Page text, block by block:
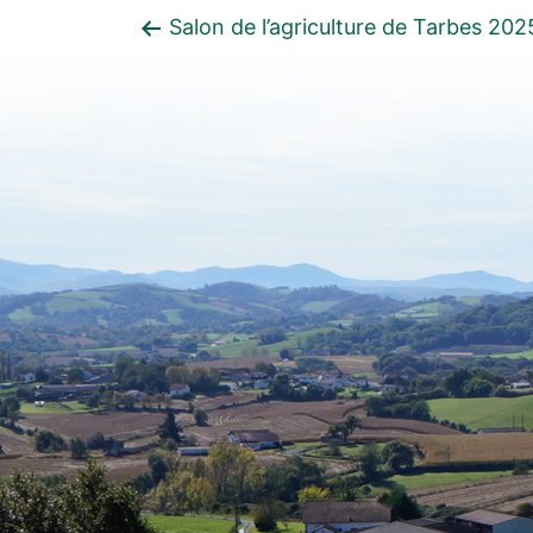
Navigation
Article
Salon de l’agriculture de Tarbes